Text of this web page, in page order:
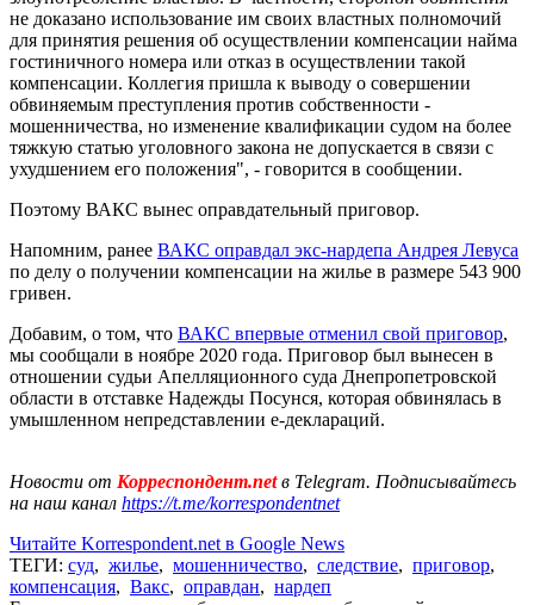
не доказано использование им своих властных полномочий
для принятия решения об осуществлении компенсации найма
гостиничного номера или отказ в осуществлении такой
компенсации. Коллегия пришла к выводу о совершении
обвиняемым преступления против собственности -
мошенничества, но изменение квалификации судом на более
тяжкую статью уголовного закона не допускается в связи с
ухудшением его положения", - говорится в сообщении.
Поэтому ВАКС вынес оправдательный приговор.
Напомним, ранее ВАКС оправдал экс-нардепа Андрея Левуса
по делу о получении компенсации на жилье в размере 543 900
гривен.
Добавим, о том, что ВАКС впервые отменил свой приговор,
мы сообщали в ноябре 2020 года. Приговор был вынесен в
отношении судьи Апелляционного суда Днепропетровской
области в отставке Надежды Посунся, которая обвинялась в
умышленном непредставлении е-деклараций.
Новости от Корреспондент.netв Telegram. Подписывайтесь
на наш канал https://t.me/korrespondentnet
Читайте Korrespondent.net в Google News
ТЕГИ: суд, жилье, мошенничество, следствие, приговор,
компенсация, Вакс, оправдан, нардеп